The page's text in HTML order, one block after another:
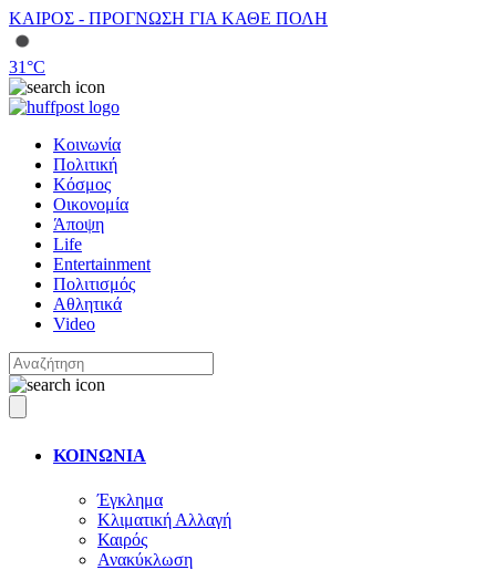
ΚΑΙΡΟΣ - ΠΡΟΓΝΩΣΗ ΓΙΑ ΚΑΘΕ ΠΟΛΗ
31°C
Κοινωνία
Πολιτική
Κόσμος
Οικονομία
Άποψη
Life
Entertainment
Πολιτισμός
Αθλητικά
Video
ΚΟΙΝΩΝΙΑ
Έγκλημα
Κλιματική Αλλαγή
Καιρός
Ανακύκλωση